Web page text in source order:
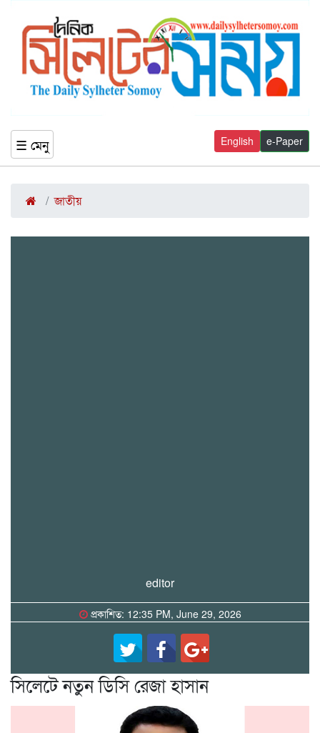
☰ মেনু e-Paper
English
জাতীয়
editor
প্রকাশিত: 12:35 PM, June 29, 2026
সিলেটে নতুন ডিসি রেজা হাসান